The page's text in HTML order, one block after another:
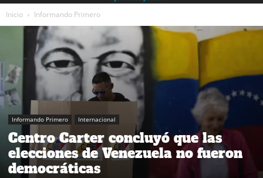
Inicio Informando Primero
Informando Primero Internacional
Centro Carter concluyó que las
elecciones de Venezuela no fueron
democráticas